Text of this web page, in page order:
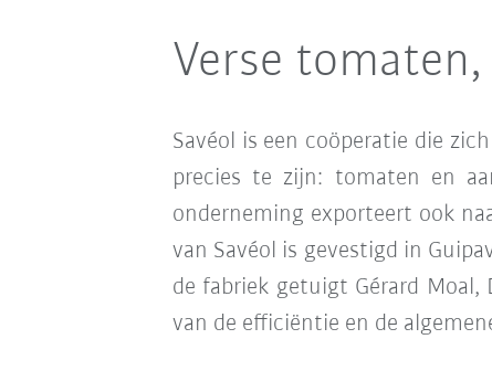
Verse
Savéol is een coöperatie die
precies te zijn: tomaten en
onderneming exporteert ook
van Savéol is gevestigd in
de fabriek getuigt Gérard Moal,
van de efficiëntie en de